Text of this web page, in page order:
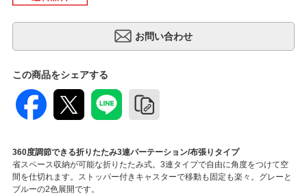
この商品をシェアする
360度調節できる折りたたみ3連パーテーション/布張りタイプ
省スペース収納が可能な折りたたみ式。3連タイプで自由に角度をつけて空
間を仕切れます。ストッパー付きキャスターで移動も固定も楽々。グレーと
ブルーの2色展開です。